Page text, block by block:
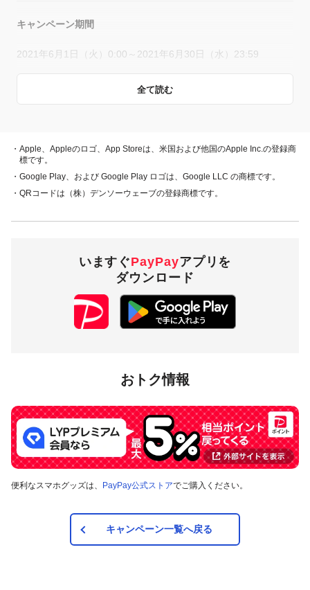
全て読む
キャンペーン期間
2021年6月1日（火）0:00～2021年6月30日（水）23:59
概要
ド、PayPayあと払い（一括のみ）でお支払いをしていただい
た方に対し、下表のとおり後日PayPayボーナスを付与しま
す。
付与上限
2,000円相当／回
10,000円相当／期間
埼玉県飯能市内のPayPay加盟店のうち
掲出がある店舗です。事前にアプリの「近くのお店」でもご
対象の支払方法
カード、PayPayあと払い（一括のみ）で、その他のお支払方
ックアップのみ対象で、それ以外は対象外です。
・Apple、Appleのロゴ、App Storeは、米国および他国のApple Inc.の登録商
標です。
・Google Play、および Google Play ロゴは、Google LLC の商標です。
・QRコードは（株）デンソーウェーブの登録商標です。
いますぐPayPayアプリを
ダウンロード
おトク情報
便利なスマホグッズは、 PayPay公式ストアでご購入ください。
キャンペーン一覧へ戻る